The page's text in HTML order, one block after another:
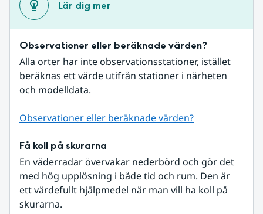
Lär dig mer
Observationer eller beräknade värden?
Alla orter har inte observationsstationer, istället
beräknas ett värde utifrån stationer i närheten
och modelldata.
Observationer eller beräknade värden?
Få koll på skurarna
En väderradar övervakar nederbörd och gör det
med hög upplösning i både tid och rum. Den är
ett värdefullt hjälpmedel när man vill ha koll på
skurarna.